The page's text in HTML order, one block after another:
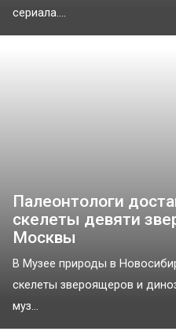
сериала....
Палеонтологи
скелеты девяти
Москвы
В Музее природы в
скелеты звероящеров и
муз...